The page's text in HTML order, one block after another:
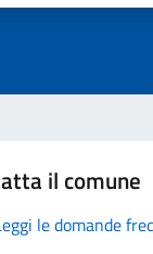
il comune
le domande